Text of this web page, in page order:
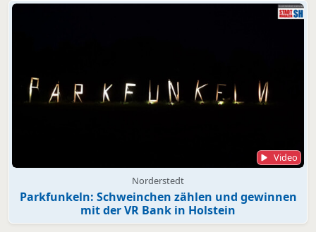
Video
Norderstedt
Parkfunkeln: Schweinchen zählen und gewinnen
mit der VR Bank in Holstein